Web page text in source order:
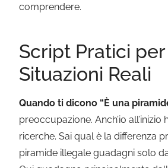
comprendere.
Script Pratici
Situazioni Reali
Quando ti dicono “È una
preoccupazione. Anch’io all’inizio
ricerche. Sai qual è la differenza
piramide illegale guadagni solo